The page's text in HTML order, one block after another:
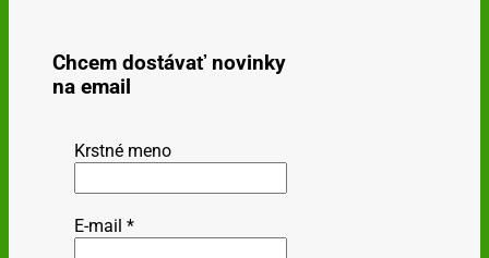
Chcem dostávať novinky
na email
Krstné meno
E-mail *